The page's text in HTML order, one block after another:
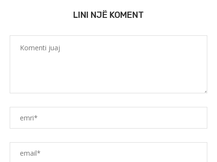
LINI NJË KOMENT